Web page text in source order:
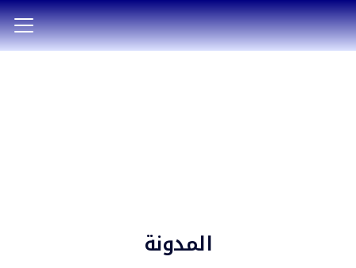
المدونة